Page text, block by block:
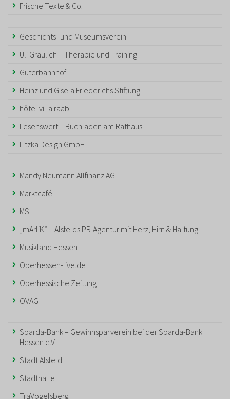
Frische Texte & Co.
Geschichts- und Museumsverein
Uli Graulich – Therapie und Training
Güterbahnhof
Heinz und Gisela Friederichs Stiftung
hôtel villa raab
Lesenswert – Buchladen am Rathaus
Litzka Design GmbH
Mandy Neumann Allfinanz AG
Marktcafé
MSI
„mArliK“ – Alsfelds PR-Agentur mit Herz, Hirn & Haltung
Musikland Hessen
Oberhessen-live.de
Oberhessische Zeitung
OVAG
Sparda-Bank – Gewinnsparverein bei der Sparda-Bank
Hessen e.V
Stadt Alsfeld
Stadthalle
TraVogelsberg